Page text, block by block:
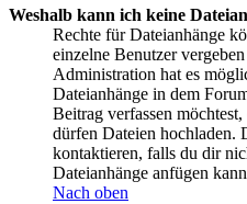
Weshalb kann ich keine
Rechte für Dateianhänge
einzelne Benutzer
Administration hat es
Dateianhänge in dem
Beitrag verfassen
dürfen Dateien hochladen.
kontaktieren, falls du dir
Dateianhänge anfügen
Nach oben